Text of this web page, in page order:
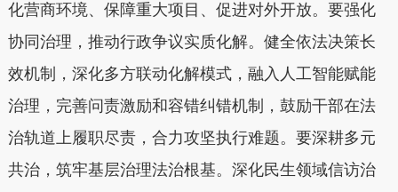
化营商环境、保障重大项目、促进对外开放。 要强化
协同治理，推动行政争议实质化解。 健全依法决策长
效机制，深化多方联动化解模式，融入人工智能赋能
治理，完善问责激励和容错纠错机制，鼓励干部在法
治轨道上履职尽责，合力攻坚执行难题。 要深耕多元
共治，筑牢基层治理法治根基。 深化民生领域信访治